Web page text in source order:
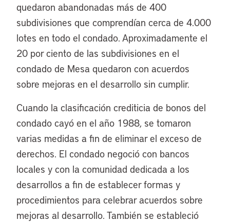
quedaron abandonadas más de 400
subdivisiones que comprendían cerca de 4.000
lotes en todo el condado. Aproximadamente el
20 por ciento de las subdivisiones en el
condado de Mesa quedaron con acuerdos
sobre mejoras en el desarrollo sin cumplir.
Cuando la clasificación crediticia de bonos del
condado cayó en el año 1988, se tomaron
varias medidas a fin de eliminar el exceso de
derechos. El condado negoció con bancos
locales y con la comunidad dedicada a los
desarrollos a fin de establecer formas y
procedimientos para celebrar acuerdos sobre
mejoras al desarrollo. También se estableció